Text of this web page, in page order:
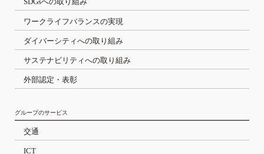
ワークライフバランスの実現
ダイバーシティへの取り組み
サステナビリティへの取り組み
外部認定・表彰
グループのサービス
交通
ICT